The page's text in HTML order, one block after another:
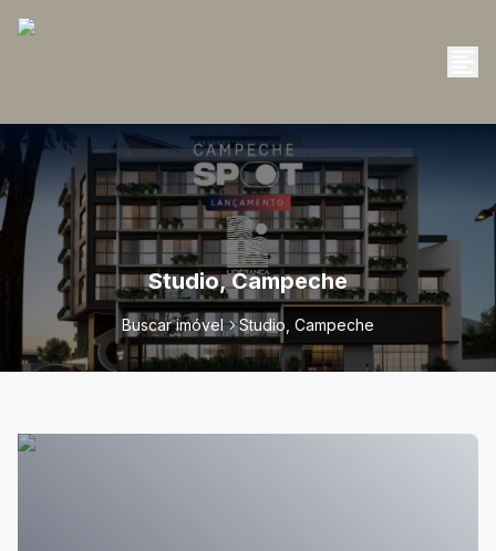
Studio, Campeche
Buscar imóvel Studio, Campeche